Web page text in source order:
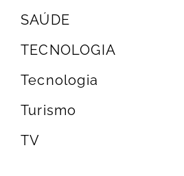
SAÚDE
TECNOLOGIA
Tecnologia
Turismo
TV